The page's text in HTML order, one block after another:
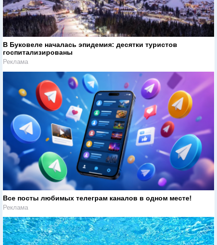
В Буковеле началась эпидемия: десятки туристов
госпитализированы
Реклама
Все посты любимых телеграм каналов в одном месте!
Реклама